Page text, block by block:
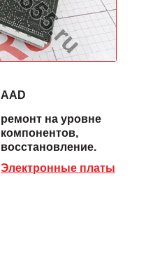
AAD
ремонт на уровне
компонентов,
восстановление.
Электронные платы